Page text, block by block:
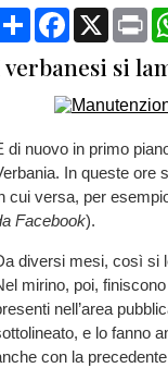
CondividiFacebook
X
verbanesi si
di nuovo in primo
In queste ore
cui versa, per
Facebook).
diversi mesi, così si
mirino, poi,
nell’area
e lo fanno
con la